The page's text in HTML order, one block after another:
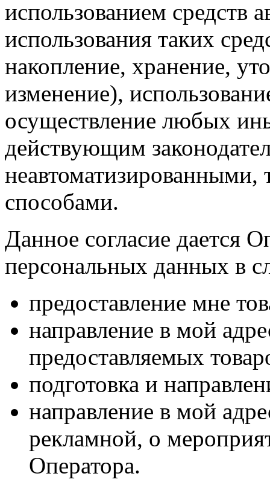
использованием средств
использования таких
накопление, хранение,
изменение),
осуществление любых
действующим
неавтоматизированными,
способами.
Данное согласие дается
персональных данных в
предоставление мне
направление в мой
предоставляемых
подготовка и
направление в мой
рекламной, о
Оператора.